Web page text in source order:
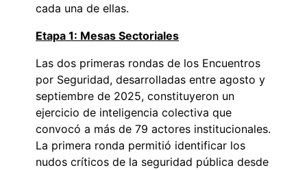
cada una de ellas.
Etapa 1: Mesas Sectoriales
Las dos primeras rondas de los Encuentros
por Seguridad, desarrolladas entre agosto y
septiembre de 2025, constituyeron un
ejercicio de inteligencia colectiva que
convocó a más de 79 actores institucionales.
La primera ronda permitió identificar los
nudos críticos de la seguridad pública desde